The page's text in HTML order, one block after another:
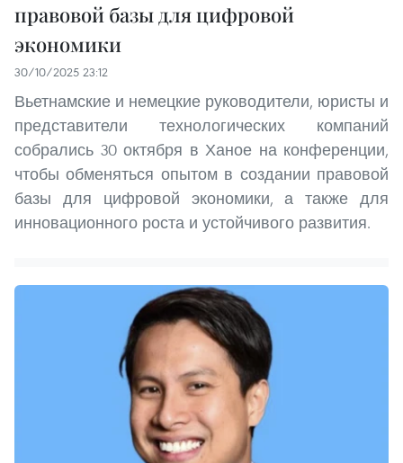
правовой базы для цифровой
экономики
30/10/2025 23:12
Вьетнамские и немецкие руководители, юристы и
представители технологических компаний
собрались 30 октября в Ханое на конференции,
чтобы обменяться опытом в создании правовой
базы для цифровой экономики, а также для
инновационного роста и устойчивого развития.